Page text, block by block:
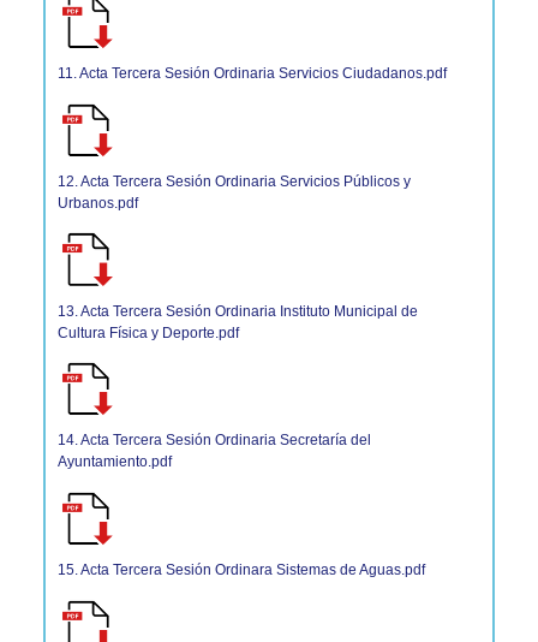
11. Acta Tercera Sesión Ordinaria Servicios Ciudadanos.pdf
12. Acta Tercera Sesión Ordinaria Servicios Públicos y
Urbanos.pdf
13. Acta Tercera Sesión Ordinaria Instituto Municipal de
Cultura Física y Deporte.pdf
14. Acta Tercera Sesión Ordinaria Secretaría del
Ayuntamiento.pdf
15. Acta Tercera Sesión Ordinara Sistemas de Aguas.pdf